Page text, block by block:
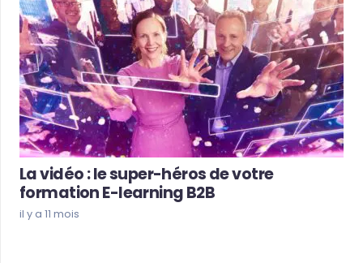
La vidéo : le super-héros de votre
formation E-learning B2B
il y a 11 mois